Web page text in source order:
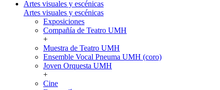
Artes visuales y escénicas
Artes visuales y escénicas
Exposiciones
Compañía de Teatro UMH
+
Muestra de Teatro UMH
Ensemble Vocal Pneuma UMH (coro)
Joven Orquesta UMH
+
Cine